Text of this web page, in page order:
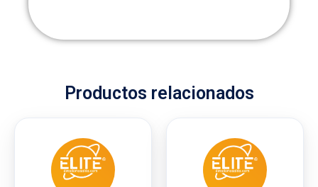
Productos relacionados